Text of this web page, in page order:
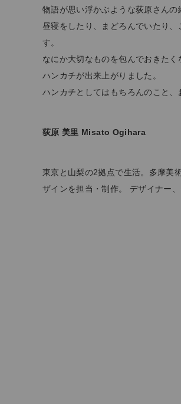
ギフト
ブランド
全ての商品
お問い合わせ
物語が思い浮かぶような荻原さんの
昼寝をしたり、まどろんでいたり
す。
なにか大切なものを包んでおきた
ハンカチが出来上がりました。
ハンカチとしてはもちろんのこと
荻原 美里 Misato Ogihara
東京と山梨の2拠点で生活。多摩美
ザインを担当・制作。 デザイナー